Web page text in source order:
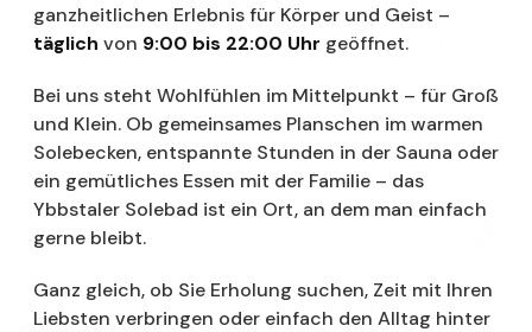
ganzheitlichen Erlebnis für Körper und Geist –
täglich von 9:00 bis 22:00 Uhr geöffnet.
Bei uns steht Wohlfühlen im Mittelpunkt – für Groß
und Klein. Ob gemeinsames Planschen im warmen
Solebecken, entspannte Stunden in der Sauna oder
ein gemütliches Essen mit der Familie – das
Ybbstaler Solebad ist ein Ort, an dem man einfach
gerne bleibt.
Ganz gleich, ob Sie Erholung suchen, Zeit mit Ihren
Liebsten verbringen oder einfach den Alltag hinter